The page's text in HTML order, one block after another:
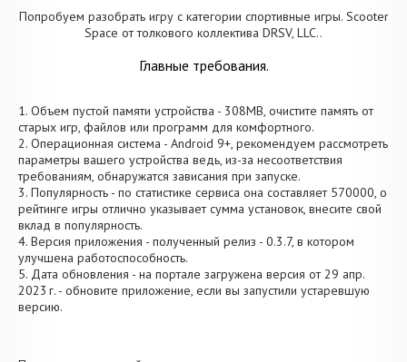
Попробуем разобрать игру с категории спортивные игры. Scooter
Space от толкового коллектива DRSV, LLC..
Главные требования.
1. Объем пустой памяти устройства - 308MB, очистите память от
старых игр, файлов или программ для комфортного.
2. Операционная система - Android 9+, рекомендуем рассмотреть
параметры вашего устройства ведь, из-за несоответствия
требованиям, обнаружатся зависания при запуске.
3. Популярность - по статистике сервиса она составляет 570000, о
рейтинге игры отлично указывает сумма установок, внесите свой
вклад в популярность.
4. Версия приложения - полученный релиз - 0.3.7, в котором
улучшена работоспособность.
5. Дата обновления - на портале загружена версия от 29 апр.
2023 г. - обновите приложение, если вы запустили устаревшую
версию.